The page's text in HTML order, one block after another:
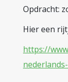
Opdracht:
Hier een
https://